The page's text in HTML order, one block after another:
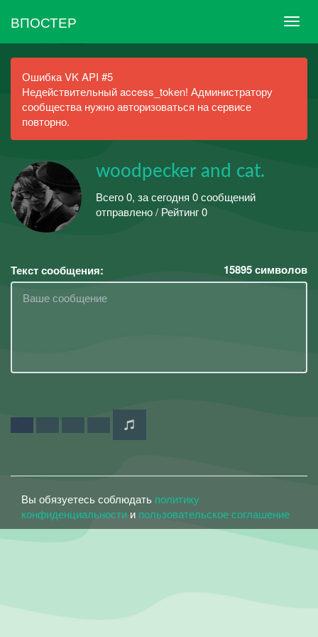
ВПОСТЕР
Ошибка VK API #5
Недействительный access_token! Администратору
сообщества нужно авторизоваться на сервисе
повторно.
woodpecker and cat.
Всего 0, за сегодня 0 сообщений
отправлено / Рейтинг 0
Текст сообщения: 15895символов
Вы обязуетесь соблюдать политику
конфиденциальности и пользовательское соглашение